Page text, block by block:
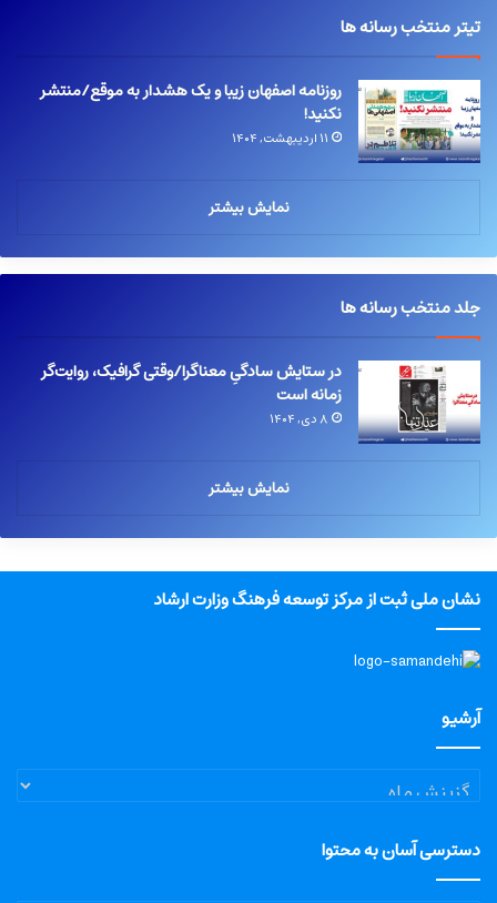
تیتر منتخب رسانه ها
روزنامه اصفهان زیبا و یک هشدار به موقع/منتشر
نکنید!
۱۱ اردیبهشت, ۱۴۰۴
نمایش بیشتر
جلد منتخب رسانه ها
در ستایش سادگیِ معناگرا/وقتی گرافیک، روایت‌گر
زمانه است
۸ دی, ۱۴۰۴
نمایش بیشتر
نشان ملی ثبت از مرکز توسعه فرهنگ وزارت ارشاد
آرشیو
آرشیو
دسترسی آسان به محتوا